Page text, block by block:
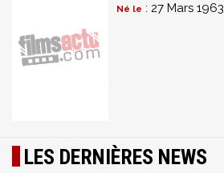
Né le : 27 Mars 1963
LES DERNIÈRES NEWS